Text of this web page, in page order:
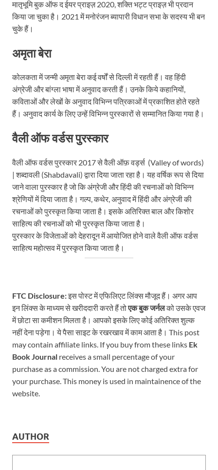
मातृभूमि बुक ऑफ द ईयर प्राइज़ 2020, शक्ति भट्ट प्राइज़ भी प्रदान
किया जा चुका है। 2021 में मनोरंजन ब्यापारी विधान सभा के सदस्य भी बन
चुके हैं।
अमृता बेरा
कोलकता में जन्मी अमृता बेरा कई वर्षों से दिल्ली में रहती हैं। वह हिंदी
अंग्रेजी और बांग्ला भाषा में अनुवाद करती हैं। उनके किये कहानियों,
कविताओं और लेखों के अनुवाद विभिन्न पत्रिकाओं में प्रकाशित होते रहते
हैं। अनुवाद कार्य के लिए उन्हें विभिन्न पुरस्कारों से सम्मानित किया गया है।
वैली ऑफ वर्डस पुरस्कार
वैली ऑफ वर्डस पुरस्कार 2017 से वैली ऑफ़ वर्ड्स (Valley of words)
| शब्दावली (Shabdavali) द्वारा दिया जाता रहा है। यह वर्षिक रूप से दिया
जाने वाला पुरस्कार है जो कि अंग्रेजी और हिंदी की रचनाओं को विभिन्न
श्रेणियों में दिया जाता है। गल्प, कथेर, अनुवाद में हिंदी और अंग्रेजी की
रचनाओं को पुरस्कृत किया जाता है। इसके अतिरिक्त बाल और किशोर
साहित्य की रचनाओं को भी पुरस्कृत किया जाता है।
पुरस्कार के विजेताओं को देहरादून में आयोजित होने वाले वैली ऑफ वर्डस
साहित्य महोत्सव में पुरस्कृत किया जाता है।
FTC Disclosure:इस पोस्ट में एफिलिएट लिंक्स मौजूद हैं। अगर आप
इन लिंक्स के माध्यम से खरीददारी करते हैं तोएक बुक जर्नलको उसके एवज
में छोटा सा कमीशन मिलता है। आपको इसके लिए कोई अतिरिक्त शुल्क
नहीं देना पड़ेगा। ये पैसा साइट के रखरखाव में काम आता है। This post
may contain affiliate links. If you buy from these links Ek
Book Journal receives a small percentage of your
purchase as a commission. You are not charged extra for
your purchase. This money is used in maintainence of the
website.
AUTHOR